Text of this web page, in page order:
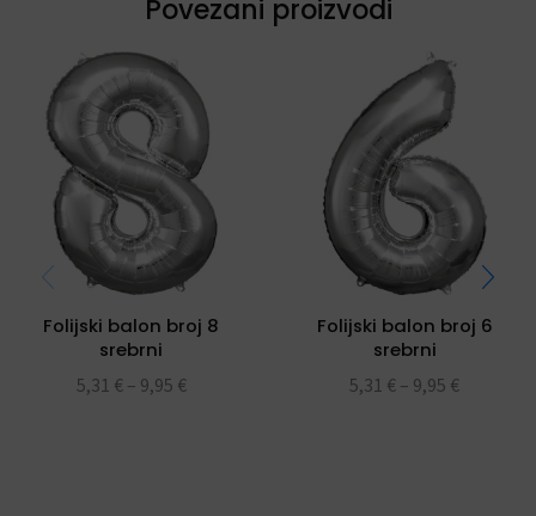
Povezani proizvodi
Folijski balon broj 8
srebrni
5,31 € – 9,95 €
Folijski balon broj 6
srebrni
5,31 € – 9,95 €